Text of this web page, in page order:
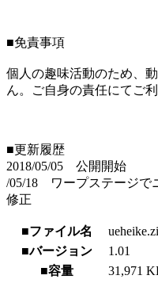
■免責事項
個人の趣味活動のため、
ん。ご自身の責任にてご利
■更新履歴
2018/05/05 公開開始
/05/18 ワープステージで
修正
■ファイル名
■バージョン
1.01
■容量
31,971